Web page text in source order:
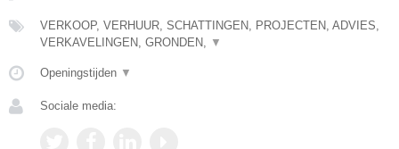
VERKOOP, VERHUUR, SCHATTINGEN, PROJECTEN, ADVIES,
VERKAVELINGEN, GRONDEN,
▼
Openingstijden ▼
Sociale media: